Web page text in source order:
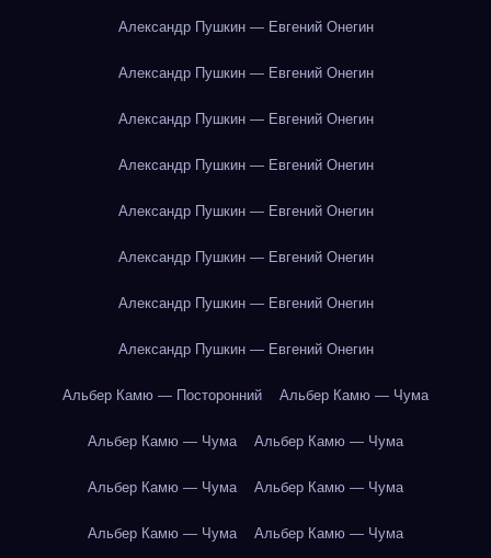
Александр Пушкин — Евгений Онегин
Александр Пушкин — Евгений Онегин
Александр Пушкин — Евгений Онегин
Александр Пушкин — Евгений Онегин
Александр Пушкин — Евгений Онегин
Александр Пушкин — Евгений Онегин
Александр Пушкин — Евгений Онегин
Александр Пушкин — Евгений Онегин
Альбер Камю — Посторонний Альбер Камю — Чума
Альбер Камю — Чума Альбер Камю — Чума
Альбер Камю — Чума Альбер Камю — Чума
Альбер Камю — Чума Альбер Камю — Чума